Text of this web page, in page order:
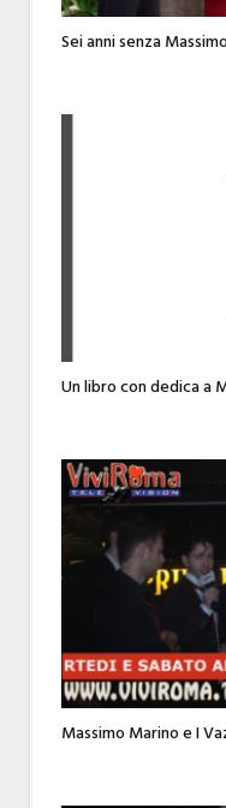
Sei anni senza
Un libro con dedica a
Massimo Marino e I